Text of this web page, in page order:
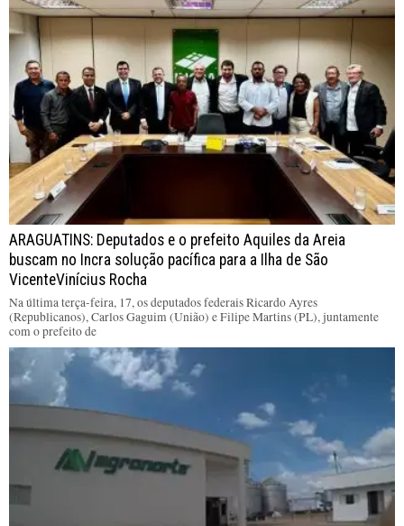
ARAGUATINS: Deputados e o prefeito Aquiles da Areia
buscam no Incra solução pacífica para a Ilha de São
VicenteVinícius Rocha
Na última terça-feira, 17, os deputados federais Ricardo Ayres
(Republicanos), Carlos Gaguim (União) e Filipe Martins (PL), juntamente
com o prefeito de